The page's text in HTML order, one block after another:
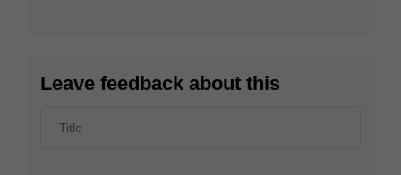
Leave feedback about this